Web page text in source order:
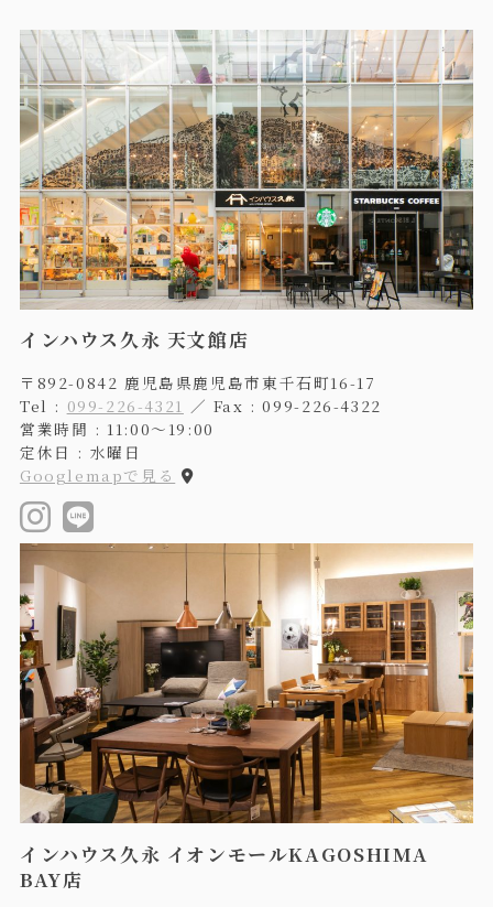
インハウス久永 天文館店
〒892-0842 鹿児島県鹿児島市東千石町16-17
Tel : 099-226-4321 ／ Fax : 099-226-4322
営業時間 : 11:00〜19:00
定休日 : 水曜日
Googlemapで見る
インハウス久永 イオンモールKAGOSHIMA
BAY店